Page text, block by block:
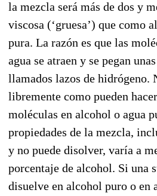
la mezcla será más de dos y
viscosa (‘gruesa’) que como
pura. La razón es que las
agua se atraen y se pegan
llamados lazos de hidrógeno.
libremente como pueden
moléculas en alcohol o agua
propiedades de la mezcla,
y no puede disolver, varía a
porcentaje de alcohol. Si una
disuelve en alcohol puro o en